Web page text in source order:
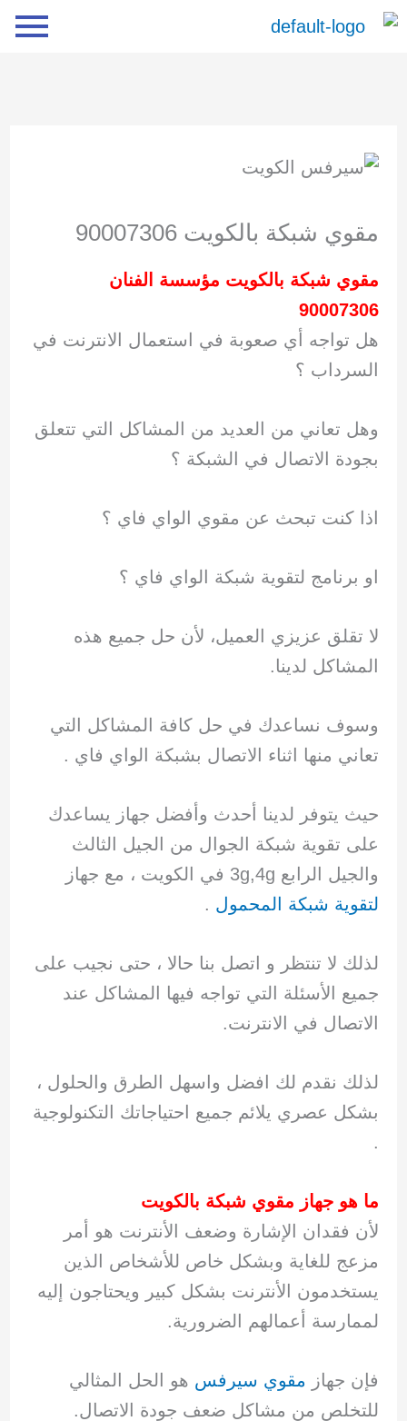
تخطي
مقوي شبكة بالكويت 90007306
مقوي شبكة بالكويت مؤسسة الفنان
90007306
هل تواجه أي صعوبة في استعمال الانترنت في
السرداب ؟
وهل تعاني من العديد من المشاكل التي تتعلق
بجودة الاتصال في الشبكة ؟
اذا كنت تبحث عن مقوي الواي فاي ؟
او برنامج لتقوية شبكة الواي فاي ؟
لا تقلق عزيزي العميل، لأن حل جميع هذه
المشاكل لدينا.
وسوف نساعدك في حل كافة المشاكل التي
تعاني منها اثناء الاتصال بشبكة الواي فاي .
حيث يتوفر لدينا أحدث وأفضل جهاز يساعدك
على تقوية شبكة الجوال من الجيل الثالث
والجيل الرابع 3g,4g في الكويت ، مع جهاز
لتقوية شبكة المحمول .
لذلك لا تنتظر و اتصل بنا حالا ، حتى نجيب على
جميع الأسئلة التي تواجه فيها المشاكل عند
الاتصال في الانترنت.
لذلك نقدم لك افضل واسهل الطرق والحلول ،
بشكل عصري يلائم جميع احتياجاتك التكنولوجية
.
ما هو جهاز مقوي شبكة بالكويت
لأن فقدان الإشارة وضعف الأنترنت هو أمر
مزعج للغاية وبشكل خاص للأشخاص الذين
يستخدمون الأنترنت بشكل كبير ويحتاجون إليه
لممارسة أعمالهم الضرورية.
فإن جهاز مقوي سيرفس هو الحل المثالي
للتخلص من مشاكل ضعف جودة الاتصال.